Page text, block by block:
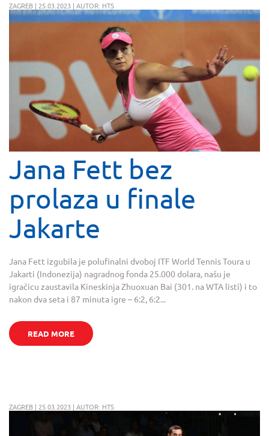
ZAGREB | 25.03.2023 | AUTOR: HTS
Jana Fett bez
prolaza u finale
Jakarte
Jana Fett izgubila je polufinalni dvoboj ITF World Tennis Toura u
Jakarti (Indonezija) nagradnog fonda 25.000 dolara, našu je
igračicu zaustavila Kineskinja Zhuoxuan Bai (301. na WTA listi) i to
nakon dva seta i 87 minuta igre – 6:2, 6:2...
READ MORE
ZAGREB | 25.03.2023 | AUTOR: HTS